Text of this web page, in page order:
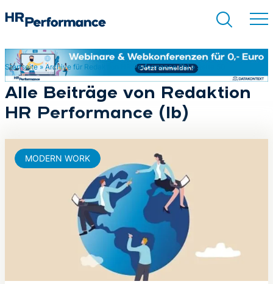
Suchen
Startseite» Archive für Redaktion HR Performance (lb)»Seite 50
Alle Beiträge von Redaktion
HR Performance (lb)
MODERN WORK